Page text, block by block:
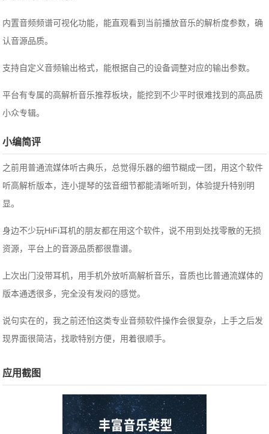
内置音频频谱可视化功能，能直观看到当前播放音乐的解析度参数，确
认音源品质。
支持自定义音频输出格式，能根据自己的设备调整对应的输出参数。
平台有专属的高解析音乐推荐板块，能挖到不少平时很难找到的高品质
小众专辑。
小编简评
之前用普通流媒体听古典乐，总觉得乐器的细节糊成一团，用这个软件
听高解析版本，连小提琴的弦音细节都能清晰听到，体验提升特别明
显。
身边不少玩HiFi耳机的朋友都在用这个软件，说不用到处找零散的无损
资源，平台上的音源品质都很靠谱。
上次出门没带耳机，用手机外放听高解析音乐，音质也比普通流媒体的
版本通透很多，完全没有发闷的感觉。
说句实在的，我之前还怕这类专业音频软件操作会很复杂，上手之后发
现界面很简洁，找歌特别方便，用着很顺手。
应用截图